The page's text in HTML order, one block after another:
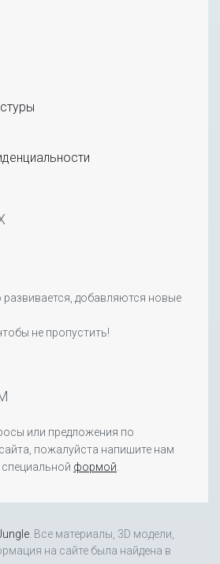
добавляются новые
не пропустить!
или предложения по
пожалуйста напишите нам
формой
. Все материалы, 3D модели,
на сайте была найдена в